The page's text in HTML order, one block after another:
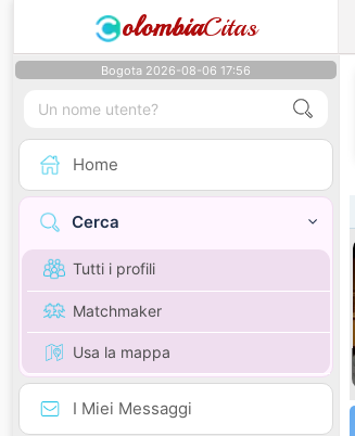
olombiaCitas
Bogota 2026-08-06 17:56
Home
Cerca
Tutti i profili
Matchmaker
Usa la mappa
I Miei Messaggi